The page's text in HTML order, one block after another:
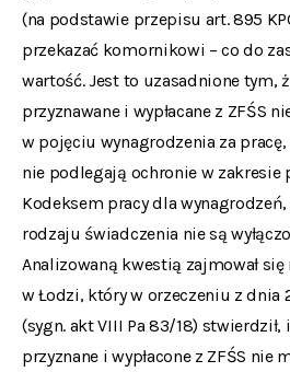
(na podstawie przepisu art. 895
przekazać komornikowi – co do
wartość. Jest to uzasadnione tym,
przyznawane i wypłacane z ZFŚS
w pojęciu wynagrodzenia za
nie podlegają ochronie w zakresie
Kodeksem pracy dla
rodzaju świadczenia nie są
Analizowaną kwestią zajmował
w Łodzi, który w orzeczeniu z dnia
(sygn. akt VIII Pa 83/18)
przyznane i wypłacone z ZFŚS nie